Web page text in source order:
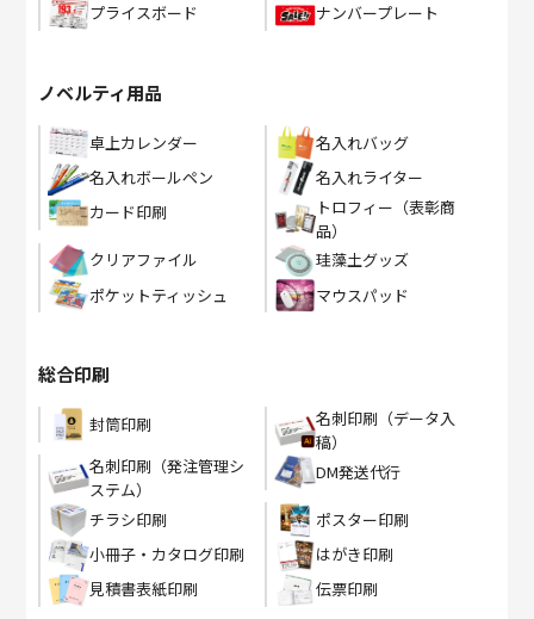
プライスボード
ナンバープレート
ノベルティ用品
卓上カレンダー
名入れバッグ
名入れボールペン
名入れライター
カード印刷
トロフィー（表彰商
品）
クリアファイル
珪藻土グッズ
ポケットティッシュ
マウスパッド
総合印刷
封筒印刷
名刺印刷（データ入
稿）
名刺印刷（発注管理シ
ステム）
DM発送代行
チラシ印刷
ポスター印刷
小冊子・カタログ印刷
はがき印刷
見積書表紙印刷
伝票印刷